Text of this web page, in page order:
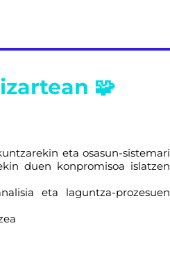
🧩
eta osasun-sistemari
duen konpromisoa islatzen
eta laguntza-prozesuen